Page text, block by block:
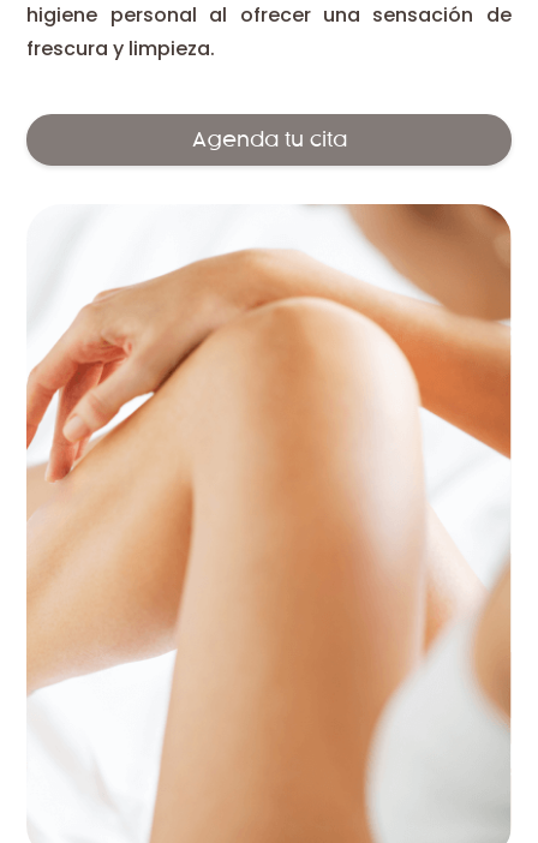
higiene personal al ofrecer una sensación de
frescura y limpieza.
Agenda tu cita